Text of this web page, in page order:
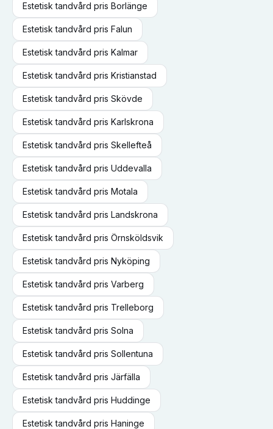
Estetisk tandvård pris Borlänge
Estetisk tandvård pris Falun
Estetisk tandvård pris Kalmar
Estetisk tandvård pris Kristianstad
Estetisk tandvård pris Skövde
Estetisk tandvård pris Karlskrona
Estetisk tandvård pris Skellefteå
Estetisk tandvård pris Uddevalla
Estetisk tandvård pris Motala
Estetisk tandvård pris Landskrona
Estetisk tandvård pris Örnsköldsvik
Estetisk tandvård pris Nyköping
Estetisk tandvård pris Varberg
Estetisk tandvård pris Trelleborg
Estetisk tandvård pris Solna
Estetisk tandvård pris Sollentuna
Estetisk tandvård pris Järfälla
Estetisk tandvård pris Huddinge
Estetisk tandvård pris Haninge